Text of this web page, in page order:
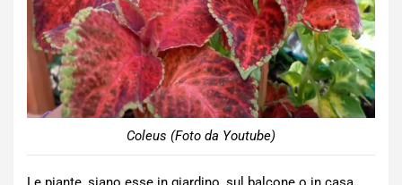
Coleus (Foto da Youtube)